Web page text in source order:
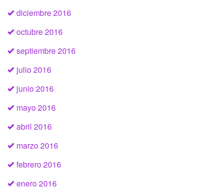
diciembre 2016
octubre 2016
septiembre 2016
julio 2016
junio 2016
mayo 2016
abril 2016
marzo 2016
febrero 2016
enero 2016